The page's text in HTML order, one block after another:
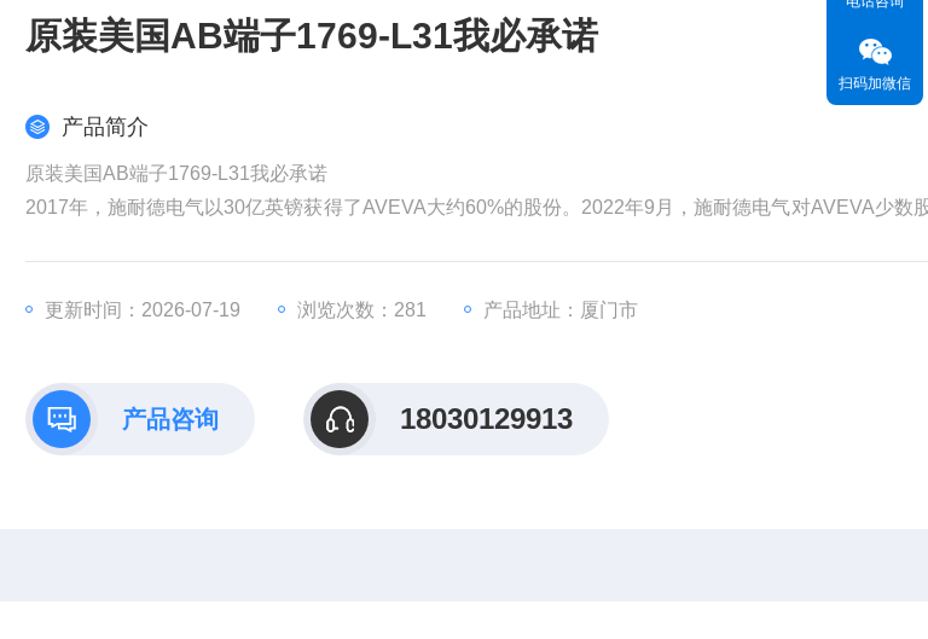
原装美国AB端子1769-L31我必承诺
产品简介
原装美国AB端子1769-L31我必承诺
2017年，施耐德电气以30亿英镑获得了AVEVA大约60%的股份。2022年9月，施耐德电气对AVEVA少数
全球工业部门越来越依赖数据来实现商业价值。但和其他材料一样，这种关键
更新时间：2026-07-19 浏览次数：281 产品地址：厦门市
产品咨询 18030129913
扫码加微信